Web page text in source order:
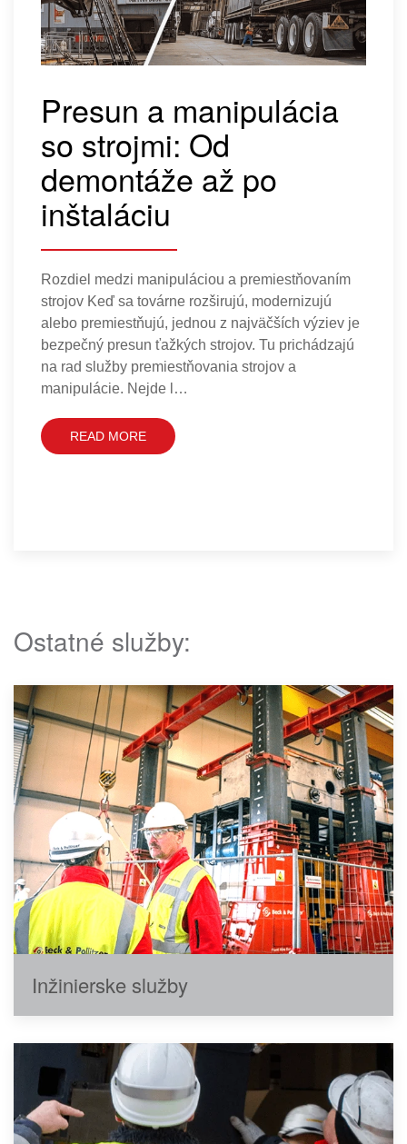
Presťahovanie
farmaceutických
autoklávov pre
globálneho lídra v
oblasti zdravotnej
starostlivosti
Profil klienta: Náš klient, popredný svetový
farmaceutický výrobca, je uznávaný pre svoj
výskum, inovácie a rozsiahlu výrobu liekov a
úrovni. Spoločnosť má závody na viacerých
kontinentoch a pôsobí v s…
Ostatné služby:
Inžinierske služby